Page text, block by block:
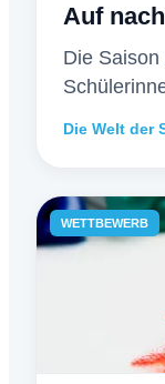
Auf
Die
Die Welt der
WETTBEWERB